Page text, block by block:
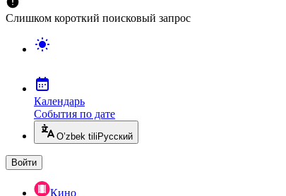
Слишком короткий поисковый запрос
Календарь
События по дате
O’zbek tili Русский
Войти
Кино